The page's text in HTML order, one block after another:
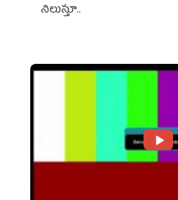
నిలుస్తూ..